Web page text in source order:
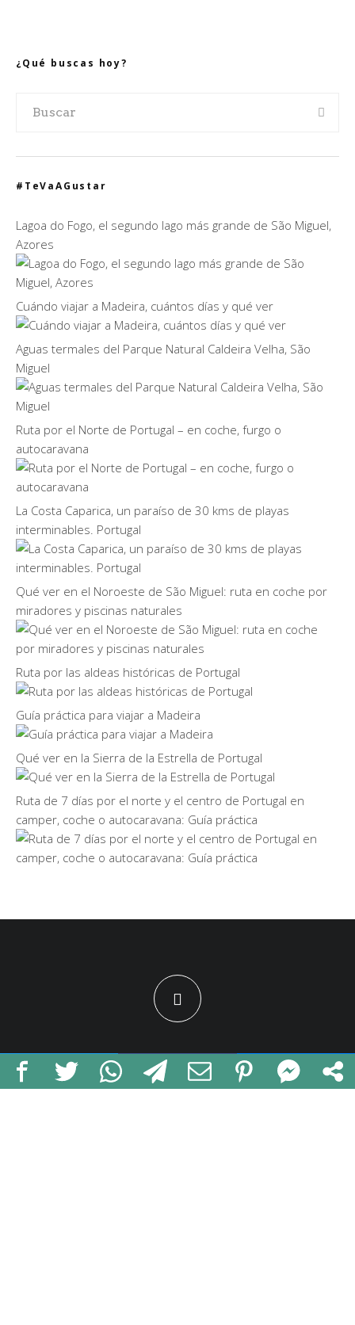
¿Qué buscas hoy?
#TeVaAGustar
Lagoa do Fogo, el segundo lago más grande de São Miguel,
Azores
Cuándo viajar a Madeira, cuántos días y qué ver
Aguas termales del Parque Natural Caldeira Velha, São
Miguel
Ruta por el Norte de Portugal – en coche, furgo o
autocaravana
La Costa Caparica, un paraíso de 30 kms de playas
interminables. Portugal
Qué ver en el Noroeste de São Miguel: ruta en coche por
miradores y piscinas naturales
Ruta por las aldeas históricas de Portugal
Guía práctica para viajar a Madeira
Qué ver en la Sierra de la Estrella de Portugal
Ruta de 7 días por el norte y el centro de Portugal en
camper, coche o autocaravana: Guía práctica